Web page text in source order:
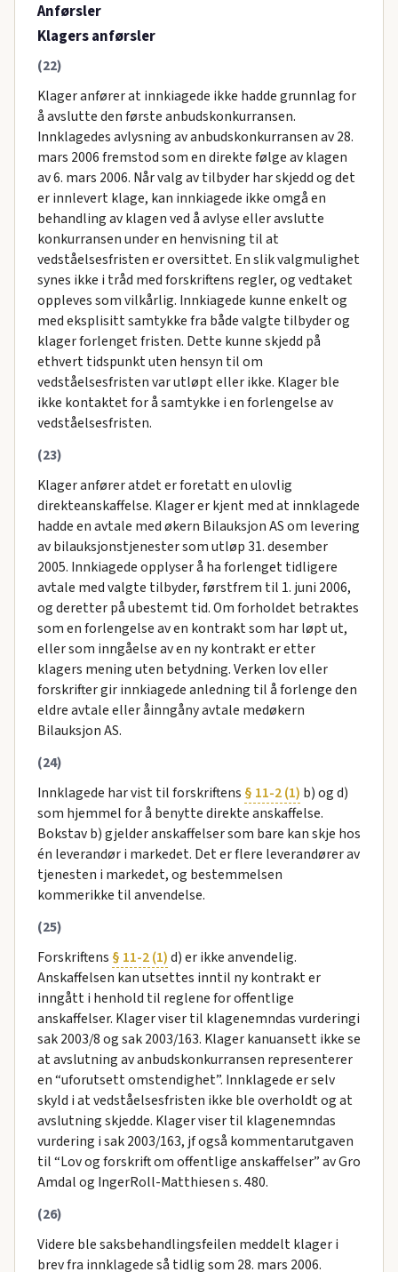
Anførsler
Klagers anførsler
(22)
Klager anfører at innkiagede ikke hadde grunnlag for
å avslutte den første anbudskonkurransen.
Innklagedes avlysning av anbudskonkurransen av 28.
mars 2006 fremstod som en direkte følge av klagen
av 6. mars 2006. Når valg av tilbyder har skjedd og det
er innlevert klage, kan innkiagede ikke omgå en
behandling av klagen ved å avlyse eller avslutte
konkurransen under en henvisning til at
vedståelsesfristen er oversittet. En slik valgmulighet
synes ikke i tråd med forskriftens regler, og vedtaket
oppleves som vilkårlig. Innkiagede kunne enkelt og
med eksplisitt samtykke fra både valgte tilbyder og
klager forlenget fristen. Dette kunne skjedd på
ethvert tidspunkt uten hensyn til om
vedståelsesfristen var utløpt eller ikke. Klager ble
ikke kontaktet for å samtykke i en forlengelse av
vedståelsesfristen.
(23)
Klager anfører atdet er foretatt en ulovlig
direkteanskaffelse. Klager er kjent med at innklagede
hadde en avtale med økern Bilauksjon AS om levering
av bilauksjonstjenester som utløp 31. desember
2005. Innkiagede opplyser å ha forlenget tidligere
avtale med valgte tilbyder, førstfrem til 1. juni 2006,
og deretter på ubestemt tid. Om forholdet betraktes
som en forlengelse av en kontrakt som har løpt ut,
eller som inngåelse av en ny kontrakt er etter
klagers mening uten betydning. Verken lov eller
forskrifter gir innkiagede anledning til å forlenge den
eldre avtale eller åinngåny avtale medøkern
Bilauksjon AS.
(24)
Innklagede har vist til forskriftens § 11-2 (1) b) og d)
som hjemmel for å benytte direkte anskaffelse.
Bokstav b) gjelder anskaffelser som bare kan skje hos
én leverandør i markedet. Det er flere leverandører av
tjenesten i markedet, og bestemmelsen
kommerikke til anvendelse.
(25)
Forskriftens § 11-2 (1)d) er ikke anvendelig.
Anskaffelsen kan utsettes inntil ny kontrakt er
inngått i henhold til reglene for offentlige
anskaffelser. Klager viser til klagenemndas vurderingi
sak 2003/8 og sak 2003/163. Klager kanuansett ikke se
at avslutning av anbudskonkurransen representerer
en “uforutsett omstendighet”. Innklagede er selv
skyld i at vedståelsesfristen ikke ble overholdt og at
avslutning skjedde. Klager viser til klagenemndas
vurdering i sak 2003/163, jf også kommentarutgaven
til “Lov og forskrift om offentlige anskaffelser” av Gro
Amdal og IngerRoll-Matthiesen s. 480.
(26)
Videre ble saksbehandlingsfeilen meddelt klager i
brev fra innklagede så tidlig som 28. mars 2006.